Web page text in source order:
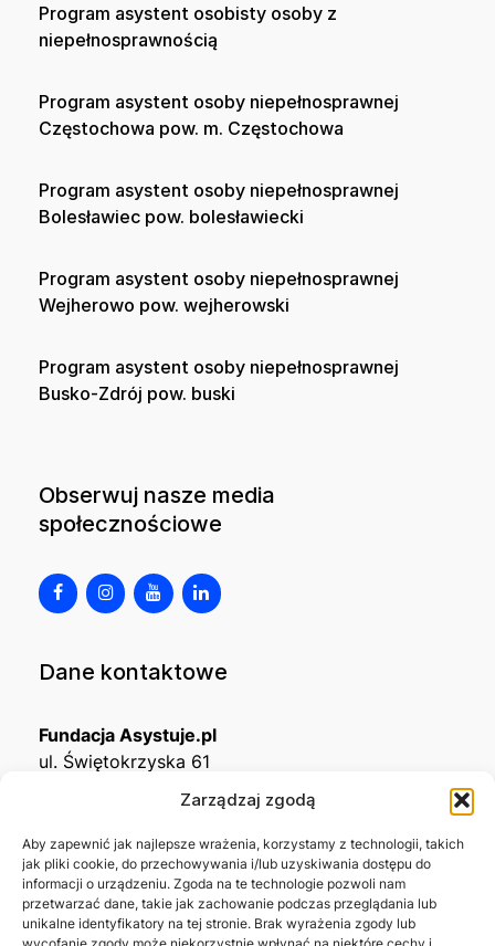
Zarządzaj zgodą
Aby zapewnić jak najlepsze wrażenia, korzystamy z technologii, takich
jak pliki cookie, do przechowywania i/lub uzyskiwania dostępu do
informacji o urządzeniu. Zgoda na te technologie pozwoli nam
przetwarzać dane, takie jak zachowanie podczas przeglądania lub
unikalne identyfikatory na tej stronie. Brak wyrażenia zgody lub
Program asystent osobisty osoby z
niepełnosprawnością
Program asystent osoby niepełnosprawnej
Częstochowa pow. m. Częstochowa
Program asystent osoby niepełnosprawnej
Bolesławiec pow. bolesławiecki
Program asystent osoby niepełnosprawnej
Wejherowo pow. wejherowski
Program asystent osoby niepełnosprawnej
Busko-Zdrój pow. buski
Obserwuj nasze media
społecznościowe
Dane kontaktowe
Fundacja Asystuje.pl
ul. Świętokrzyska 61
KRS0001215994
NIP5492488380
REGON543667703